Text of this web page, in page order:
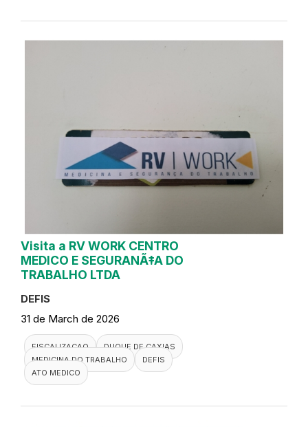
Visita a RV WORK CENTRO
MEDICO E SEGURANÃ‡A DO
TRABALHO LTDA
DEFIS
31 de March de 2026
FISCALIZACAO
DUQUE DE CAXIAS
MEDICINA DO TRABALHO
DEFIS
ATO MEDICO